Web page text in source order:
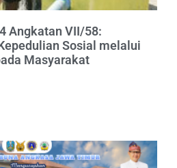
Angkatan VII/58:
Sosial melalui
Masyarakat